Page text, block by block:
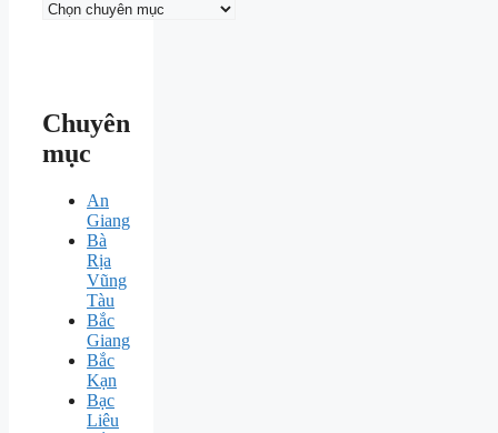
Chuyên
mục
An
Giang
Bà
Rịa
Vũng
Tàu
Bắc
Giang
Bắc
Kạn
Bạc
Liêu